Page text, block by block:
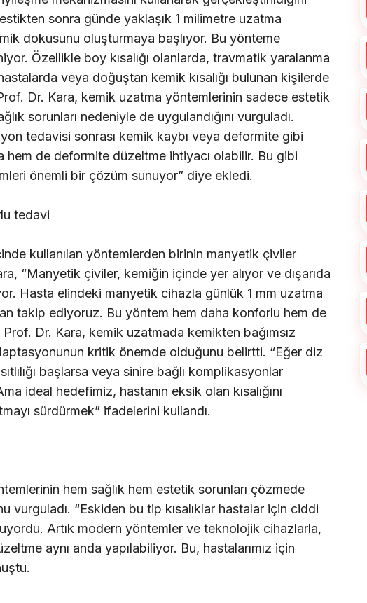
sonra günde yaklaşık 1 milimetre uzatma
dokusunu oluşturmaya başlıyor. Bu yönteme
Özellikle boy kısalığı olanlarda, travmatik yaralanma
veya doğuştan kemik kısalığı bulunan kişilerde
Dr. Kara, kemik uzatma yöntemlerinin sadece estetik
sorunları nedeniyle de uygulandığını vurguladı.
tedavisi sonrası kemik kaybı veya deformite gibi
hem de deformite düzeltme ihtiyacı olabilir. Bu gibi
önemli bir çözüm sunuyor” diye ekledi.
tedavi
kullanılan yöntemlerden birinin manyetik çiviler
“Manyetik çiviler, kemiğin içinde yer alıyor ve dışarıda
Hasta elindeki manyetik cihazla günlük 1 mm uzatma
takip ediyoruz. Bu yöntem hem daha konforlu hem de
Dr. Kara, kemik uzatmada kemikten bağımsız
kritik önemde olduğunu belirtti. “Eğer diz
başlarsa veya sinire bağlı komplikasyonlar
ideal hedefimiz, hastanın eksik olan kısalığını
sürdürmek” ifadelerini kullandı.
hem sağlık hem estetik sorunları çözmede
vurguladı. “Eskiden bu tip kısalıklar hastalar için ciddi
Artık modern yöntemler ve teknolojik cihazlarla,
aynı anda yapılabiliyor. Bu, hastalarımız için